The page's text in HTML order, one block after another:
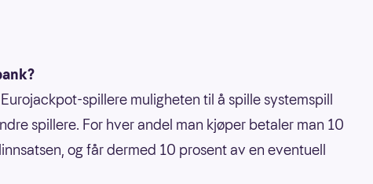
spillere muligheten til å spille systemspill
spillere. For hver andel man kjøper betaler man 10
og får dermed 10 prosent av en eventuell